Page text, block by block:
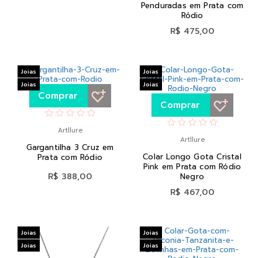
Penduradas em Prata com
Ródio
R$ 475,00
Comprar
Artllure
Gargantilha 3 Cruz em
Prata com Ródio
R$ 388,00
Joias
Joias
Comprar
Artllure
Colar Longo Gota Cristal
Pink em Prata com Ródio
Negro
R$ 467,00
Joias
Joias
Joias
Joias
Joias
Joias